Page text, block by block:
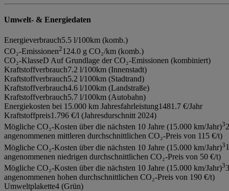
Umwelt- & Energiedaten
Energieverbrauch5.5 l/100km (komb.)
CO₂-Emissionen2124.0 g CO₂/km (komb.)
CO₂-KlasseD Auf Grundlage der CO₂-Emissionen (kombiniert)
Kraftstoffverbrauch7.2 l/100km (Innenstadt)
Kraftstoffverbrauch5.2 l/100km (Stadtrand)
Kraftstoffverbrauch4.6 l/100km (Landstraße)
Kraftstoffverbrauch5.7 l/100km (Autobahn)
Energiekosten bei 15.000 km Jahresfahrleistung1481.7 €/Jahr
Kraftstoffpreis1.796 €/l (Jahresdurschnitt 2024)
Mögliche CO₂-Kosten über die nächsten 10 Jahre (15.000 km/Jahr)3
angenommenen mittleren durchschnittlichen CO₂-Preis von 115 €/t)
Mögliche CO₂-Kosten über die nächsten 10 Jahre (15.000 km/Jahr)3
angenommenen niedrigen durchschnittlichen CO₂-Preis von 50 €/t)
Mögliche CO₂-Kosten über die nächsten 10 Jahre (15.000 km/Jahr)3
angenommenen hohen durchschnittlichen CO₂-Preis von 190 €/t)
Umweltplakette4 (Grün)